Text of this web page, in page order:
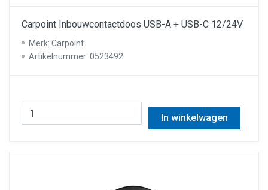
Carpoint Inbouwcontactdoos USB-A + USB-C 12/24V
Merk: Carpoint
Artikelnummer: 0523492
In winkelwagen